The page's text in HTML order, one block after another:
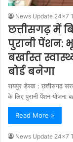
News Update 24x7
छत्तीसगढ़ में
पुरानी पेंशन:
बर्खास्त
बोर्ड बनेगा
रायपुर डेस्क : छत्तीसगढ़
के लिए पुरानी पेंशन योजना
Read More »
News Update 24x7